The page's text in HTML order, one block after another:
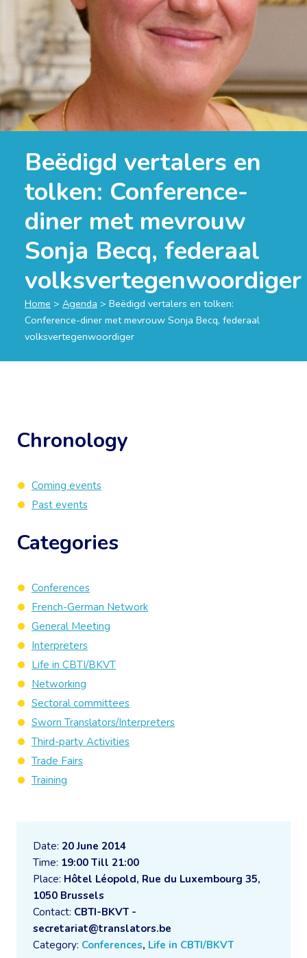
Beëdigd vertalers en
tolken: Conference-
diner met mevrouw
Sonja Becq, federaal
volksvertegenwoordiger
Home > Agenda > Beëdigd vertalers en tolken:
Conference-diner met mevrouw Sonja Becq, federaal
volksvertegenwoordiger
Date: 20 June 2014
Time: 19:00 Till 21:00
Place: Hôtel Léopold, Rue du Luxembourg 35,
1050 Brussels
Contact: CBTI-BKVT -
secretariat@translators.be
Category: Conferences, Life in CBTI/BKVT
Chronology
Coming events
Past events
Categories
Conferences
French-German Network
General Meeting
Interpreters
Life in CBTI/BKVT
Networking
Sectoral committees
Sworn Translators/Interpreters
Third-party Activities
Trade Fairs
Training